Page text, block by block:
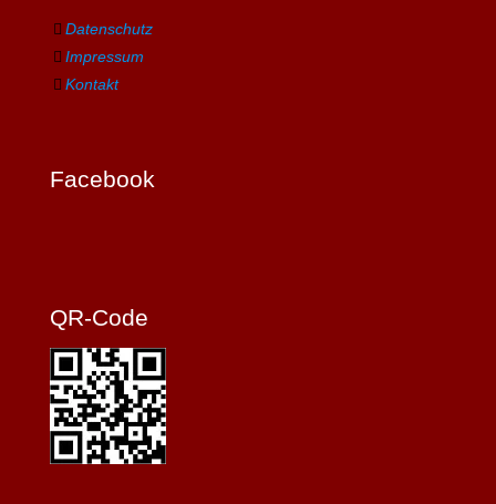
Datenschutz
Impressum
Kontakt
Facebook
QR-Code